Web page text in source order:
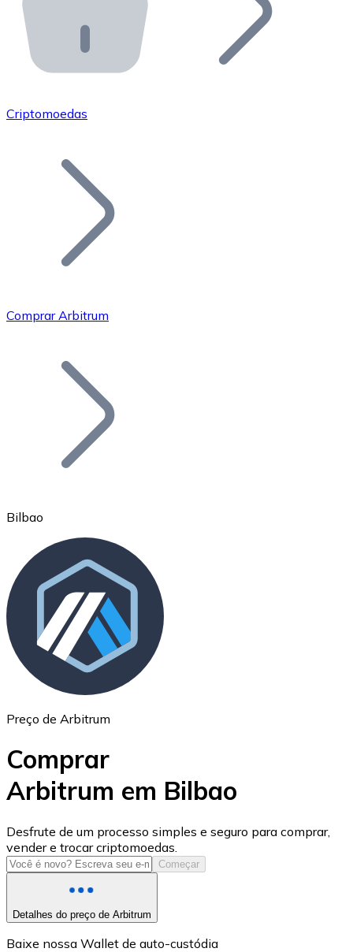
API Bitnovo
Integre nossa API no seu ecossistema.
Junte-se à nossa rede de revendedores e comercialize
Adicione o token do seu projeto ao nosso serviço de
Bitcoin
Ethereum
ETH
USD Coin
USDC
Criptomoedas
Comprar Arbitrum
Bilbao
Preço de Arbitrum
Comprar
Arbitrum em Bilbao
Desfrute de um processo simples e seguro para comprar,
vender e trocar criptomoedas.
Começar
Detalhes do preço de Arbitrum
Baixe nossa Wallet de auto-custódia